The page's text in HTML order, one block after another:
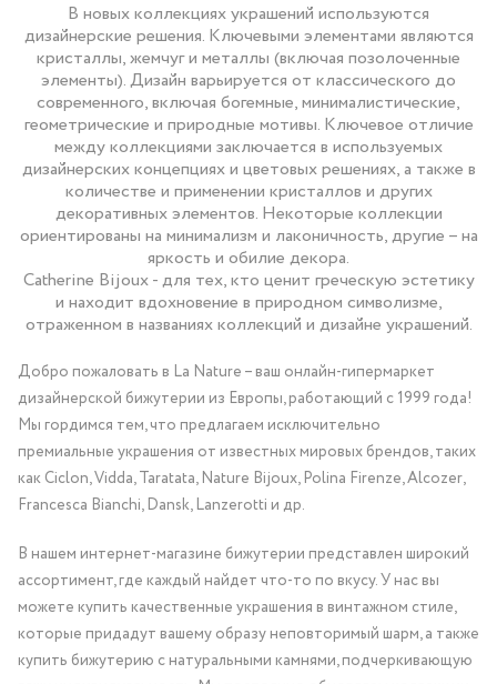
В новых коллекциях украшений используются
дизайнерские решения. Ключевыми элементами являются
кристаллы, жемчуг и металлы (включая позолоченные
элементы). Дизайн варьируется от классического до
современного, включая богемные, минималистические,
геометрические и природные мотивы. Ключевое отличие
между коллекциями заключается в используемых
дизайнерских концепциях и цветовых решениях, а также в
количестве и применении кристаллов и других
декоративных элементов. Некоторые коллекции
ориентированы на минимализм и лаконичность, другие – на
яркость и обилие декора.
Catherine Bijoux - для тех, кто ценит греческую эстетику
и находит вдохновение в природном символизме,
отраженном в названиях коллекций и дизайне украшений.
Добро пожаловать в La Nature – ваш онлайн-гипермаркет
дизайнерской бижутерии из Европы, работающий с 1999 года!
Мы гордимся тем, что предлагаем исключительно
премиальные украшения от известных мировых брендов, таких
как Ciclon, Vidda, Taratata, Nature Bijoux, Polina Firenze, Alcozer,
Francesca Bianchi, Dansk, Lanzerotti и др.
В нашем интернет-магазине бижутерии представлен широкий
ассортимент, где каждый найдет что-то по вкусу. У нас вы
можете купить качественные украшения в винтажном стиле,
которые придадут вашему образу неповторимый шарм, а также
купить бижутерию с натуральными камнями, подчеркивающую